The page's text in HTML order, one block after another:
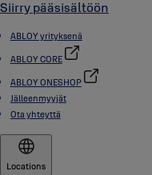
Siirry pääsisältöön
ABLOY yrityksenä
ABLOY CORE
ABLOY ONESHOP
Jälleenmyyjät
Ota yhteyttä
Locations